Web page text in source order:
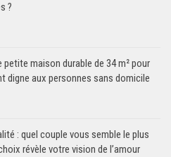
?
petite maison durable de 34 m² pour
digne aux personnes sans domicile
: quel couple vous semble le plus
révèle votre vision de l’amour